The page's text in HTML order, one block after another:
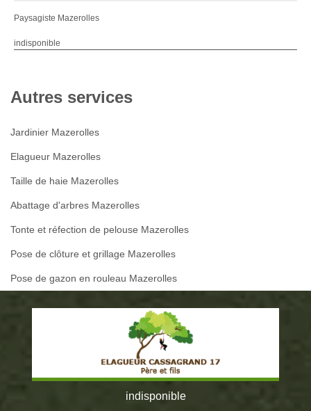
Paysagiste Mazerolles
indisponible
Autres services
Jardinier Mazerolles
Elagueur Mazerolles
Taille de haie Mazerolles
Abattage d'arbres Mazerolles
Tonte et réfection de pelouse Mazerolles
Pose de clôture et grillage Mazerolles
Pose de gazon en rouleau Mazerolles
indisponible